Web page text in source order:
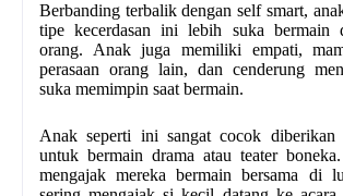
Berbanding terbalik dengan self smart,
tipe kecerdasan ini lebih suka bermain
orang. Anak juga memiliki empati,
perasaan orang lain, dan cenderung
suka memimpin saat bermain.
Anak seperti ini sangat cocok diberikan
untuk bermain drama atau teater
mengajak mereka bermain bersama di